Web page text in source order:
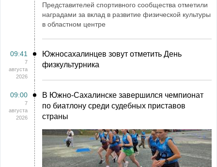
Представителей спортивного сообщества отметили
наградами за вклад в развитие физической культуры
в областном центре
09:41
7
августа
2026
Южносахалинцев зовут отметить День
физкультурника
09:00
7
августа
2026
В Южно-Сахалинске завершился чемпионат
по биатлону среди судебных приставов
страны